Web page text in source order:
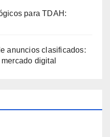
para TDAH:
anuncios clasificados:
digital